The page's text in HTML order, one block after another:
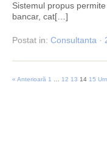
Sistemul propus
bancar, cat[…]
Postat in: Consultanta ·
« Anterioară 1 12 13 14 15